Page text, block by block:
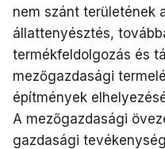
nem szánt területének
állattenyésztés,
termékfeldolgozás és
mezőgazdasági
építmények
A mezőgazdasági
gazdasági